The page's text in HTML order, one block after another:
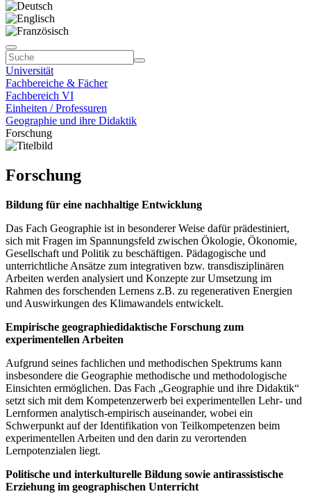
Universität
Fachbereiche & Fächer
Fachbereich VI
Einheiten / Professuren
Geographie und ihre Didaktik
Forschung
Forschung
Bildung für eine nachhaltige Entwicklung
Das Fach Geographie ist in besonderer Weise dafür prädestiniert,
sich mit Fragen im Spannungsfeld zwischen Ökologie, Ökonomie,
Gesellschaft und Politik zu beschäftigen. Pädagogische und
unterrichtliche Ansätze zum integrativen bzw. transdisziplinären
Arbeiten werden analysiert und Konzepte zur Umsetzung im
Rahmen des forschenden Lernens z.B. zu regenerativen Energien
und Auswirkungen des Klimawandels entwickelt.
Empirische geographiedidaktische Forschung zum
experimentellen Arbeiten
Aufgrund seines fachlichen und methodischen Spektrums kann
insbesondere die Geographie methodische und methodologische
Einsichten ermöglichen. Das Fach „Geographie und ihre Didaktik“
setzt sich mit dem Kompetenzerwerb bei experimentellen Lehr- und
Lernformen analytisch-empirisch auseinander, wobei ein
Schwerpunkt auf der Identifikation von Teilkompetenzen beim
experimentellen Arbeiten und den darin zu verortenden
Lernpotenzialen liegt.
Politische und interkulturelle Bildung sowie antirassistische
Erziehung im geographischen Unterricht